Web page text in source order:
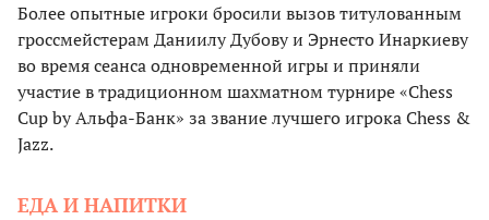
Более опытные игроки бросили вызов титулованным
гроссмейстерам Даниилу Дубову и Эрнесто Инаркиеву
во время сеанса одновременной игры и приняли
участие в традиционном шахматном турнире «Chess
Cup by Альфа-Банк» за звание лучшего игрока Chess &
Jazz.
ЕДА И НАПИТКИ